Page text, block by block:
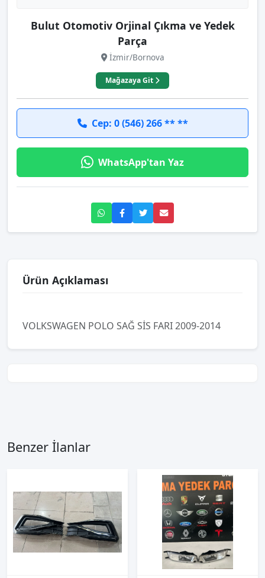
Bulut Otomotiv Orjinal Çıkma ve Yedek
Parça
İzmir/Bornova
Mağazaya Git
Cep: 0 (546) 266 ** **
WhatsApp'tan Yaz
Ürün Açıklaması
VOLKSWAGEN POLO SAĞ SİS FARI 2009-2014
Benzer İlanlar